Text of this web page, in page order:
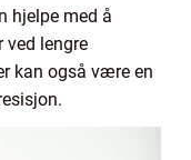
hjelpe med å
ved lengre
kan også være en